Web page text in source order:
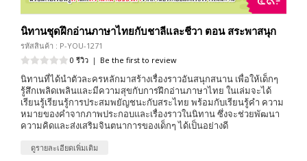
นิทานชุดฝึกอ่านภาษาไทยกับชาลีและชีวา ตอน สระพาสนุก
รหัสสินค้า : P-YOU-1271
0 รีวิว | Be the first to review
นิทานที่ได้นำตัวละครหลักมาสร้างเรื่องราวอันสนุกสนาน เพื่อให้เด็กๆ
รู้สึกเพลิดเพลินและมีความสุขกับการฝึกอ่านภาษาไทย ในเล่มจะได้
เรียนรู้เรียนรู้การประสมพยัญชนะกับสระไทย พร้อมกับเรียนรู้คำ ความ
หมายของคำจากภาพประกอบและเรื่องราวในนิทาน ซึ่งจะช่วยพัฒนา
ความคิดและส่งเสริมจินตนาการของเด็กๆ ได้เป็นอย่างดี
ดูรายละเอียดเพิ่มเติม